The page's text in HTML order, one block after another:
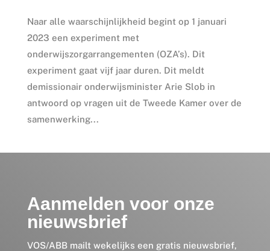
Naar alle waarschijnlijkheid begint op 1 januari
2023 een experiment met
onderwijszorgarrangementen (OZA’s). Dit
experiment gaat vijf jaar duren. Dit meldt
demissionair onderwijsminister Arie Slob in
antwoord op vragen uit de Tweede Kamer over de
samenwerking...
Aanmelden voor onze
nieuwsbrief
VOS/ABB mailt wekelijks een gratis nieuwsbrief,